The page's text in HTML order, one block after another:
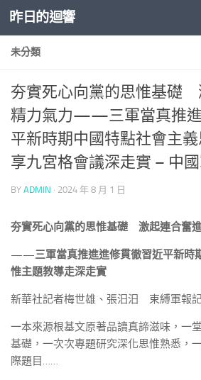
Skip to content
昨日的迴響
未分類
夯實死心向黨的思惟基礎
精力氣力——三軍當真推
平新時期中國特點社會主
享九宮格會議深走實 – 中
BY ADMIN · 2024 年 8 月 1 日
夯實死心向黨的思惟基礎 激起連合奮
——三軍當真推進進修貫徹習近平新時
惟主題教導走深走實
新華社記者梅世雄、張汨汨 束縛軍報
一本來源根基文原著品讀真諦滋味，一
基礎，一次次專題研究深化思惟熟悉，
際題目……